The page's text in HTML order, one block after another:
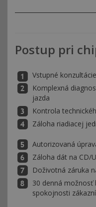
Postup pri
Vstupné
Komplexná
jazda
Kontrola
Záloha riadiacej
Autorizovaná
Záloha dát na CD/
Doživotná záruka
30 denná možnosť
spokojnosti